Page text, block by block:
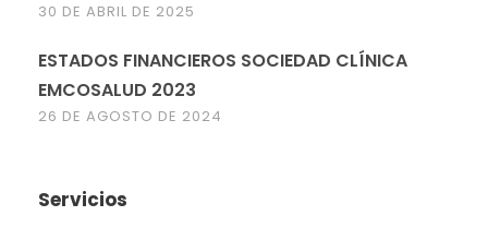
30 DE ABRIL DE 2025
ESTADOS FINANCIEROS SOCIEDAD CLÍNICA
EMCOSALUD 2023
26 DE AGOSTO DE 2024
Servicios